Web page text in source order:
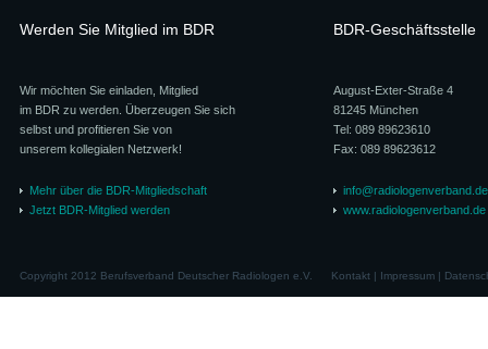
Werden Sie Mitglied im BDR
Wir möchten Sie einladen, Mitglied
im BDR zu werden. Überzeugen Sie sich
selbst und profitieren Sie von
unserem kollegialen Netzwerk!
Mehr über die BDR-Mitgliedschaft
Jetzt BDR-Mitglied werden
BDR-Geschäftsstelle
August-Exter-Straße 4
81245 München
Tel: 089 89623610
Fax: 089 89623612
info@radiologenverband.de
www.radiologenverband.de
Copyright 2012 Berufsverband Deutscher Radiologen e.V. Kontakt| Impressum|